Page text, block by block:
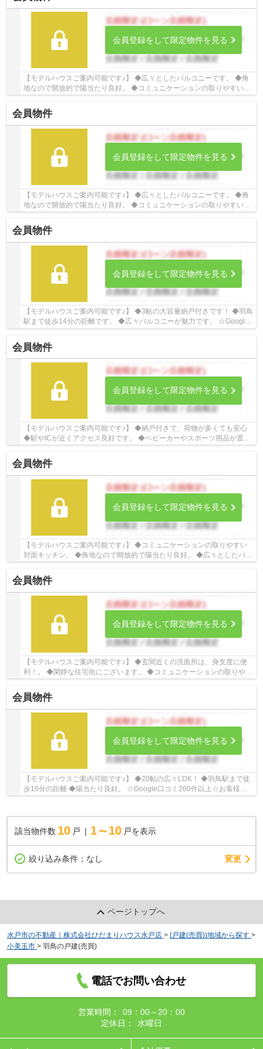
会員登録をして限定物件を見る
【モデルハウスご案内可能です♪】 ◆広々としたバルコニーです。 ◆角
地なので開放的で陽当たり良好。 ◆コミュニケーションの取りやすい対
面キッチン。 ☆Google口コミ220件以上☆お客様...
会員物件
会員登録をして限定物件を見る
【モデルハウスご案内可能です♪】 ◆広々としたバルコニーです。 ◆角
地なので開放的で陽当たり良好。 ◆コミュニケーションの取りやすい対
面キッチン。 ☆Google口コミ220件以上☆お客様...
会員物件
会員登録をして限定物件を見る
【モデルハウスご案内可能です♪】 ◆3帖の大容量納戸付きです！ ◆羽鳥
駅まで徒歩14分の距離です。 ◆広々バルコニーが魅力です。 ☆Google
口コミ240件以上☆お客様との出会いを大切に笑...
会員物件
会員登録をして限定物件を見る
【モデルハウスご案内可能です♪】 ◆納戸付きで、荷物が多くても安心
◆駅やICが近くアクセス良好です。 ◆ベビーカーやスポーツ用品が置け
会員物件
会員登録をして限定物件を見る
【モデルハウスご案内可能です♪】 ◆コミュニケーションの取りやすい
対面キッチン。 ◆角地なので開放的で陽当たり良好。 ◆広々としたバル
会員物件
会員登録をして限定物件を見る
【モデルハウスご案内可能です♪】 ◆玄関近くの洗面所は、身支度に便
利！。 ◆閑静な住宅街にございます。 ◆コミュニケーションの取りやす
会員物件
会員登録をして限定物件を見る
【モデルハウスご案内可能です♪】 ◆20帖の広々LDK！ ◆羽鳥駅まで徒
歩10分の距離 ◆陽当たり良好。 ☆Google口コミ200件以上☆お客様と
の出会いを大切に笑顔と安心をお届けします。【お...
該当物件数 10 戸 1～10 戸を表示
絞り込み条件： なし 変更
ページトップへ
水戸市の不動産｜株式会社ひだまりハウス水戸店 > (戸建(売買))地域から探す >
小美玉市 > 羽鳥の戸建(売買)
電話でお問い合わせ
営業時間：
09：00～20：00
定休日：
水曜日